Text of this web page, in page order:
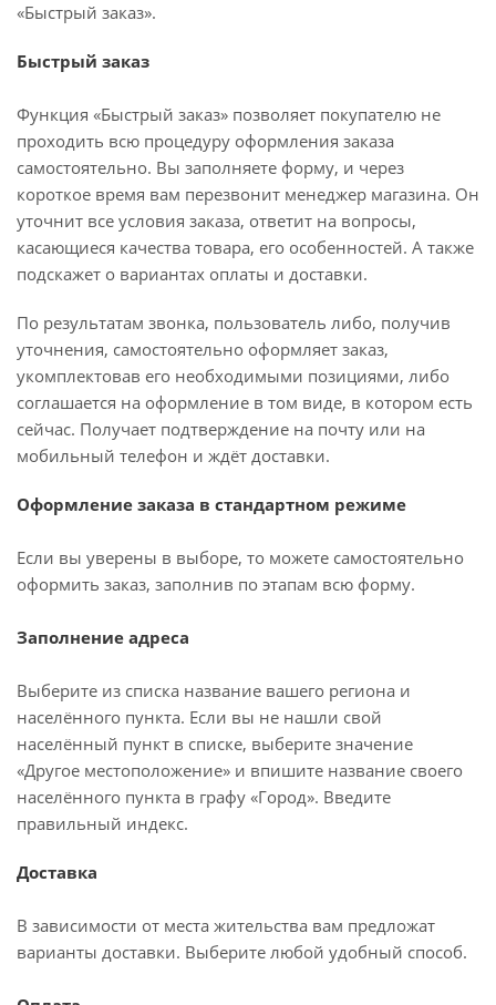
«Быстрый заказ».
Быстрый заказ
Функция «Быстрый заказ» позволяет покупателю не
проходить всю процедуру оформления заказа
самостоятельно. Вы заполняете форму, и через
короткое время вам перезвонит менеджер магазина. Он
уточнит все условия заказа, ответит на вопросы,
касающиеся качества товара, его особенностей. А также
подскажет о вариантах оплаты и доставки.
По результатам звонка, пользователь либо, получив
уточнения, самостоятельно оформляет заказ,
укомплектовав его необходимыми позициями, либо
соглашается на оформление в том виде, в котором есть
сейчас. Получает подтверждение на почту или на
мобильный телефон и ждёт доставки.
Оформление заказа в стандартном режиме
Если вы уверены в выборе, то можете самостоятельно
оформить заказ, заполнив по этапам всю форму.
Заполнение адреса
Выберите из списка название вашего региона и
населённого пункта. Если вы не нашли свой
населённый пункт в списке, выберите значение
«Другое местоположение» и впишите название своего
населённого пункта в графу «Город». Введите
правильный индекс.
Доставка
В зависимости от места жительства вам предложат
варианты доставки. Выберите любой удобный способ.